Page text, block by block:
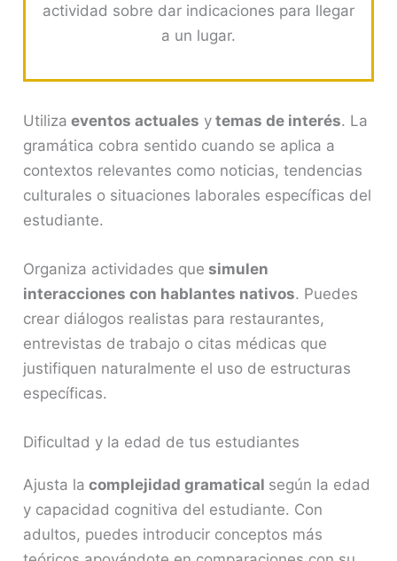
actividad sobre dar indicaciones para llegar
a un lugar.
Utiliza eventos actuales y temas de interés. La
gramática cobra sentido cuando se aplica a
contextos relevantes como noticias, tendencias
culturales o situaciones laborales específicas del
estudiante.
Organiza actividades que simulen
interacciones con hablantes nativos. Puedes
crear diálogos realistas para restaurantes,
entrevistas de trabajo o citas médicas que
justifiquen naturalmente el uso de estructuras
específicas.
Dificultad y la edad de tus estudiantes
Ajusta la complejidad gramatical según la edad
y capacidad cognitiva del estudiante. Con
adultos, puedes introducir conceptos más